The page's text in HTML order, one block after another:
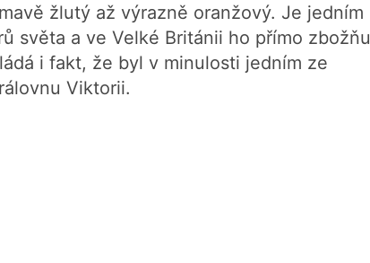
žlutý až výrazně oranžový. Je jedním
světa a ve Velké Británii ho přímo
i fakt, že byl v minulosti jedním ze
Viktorii.